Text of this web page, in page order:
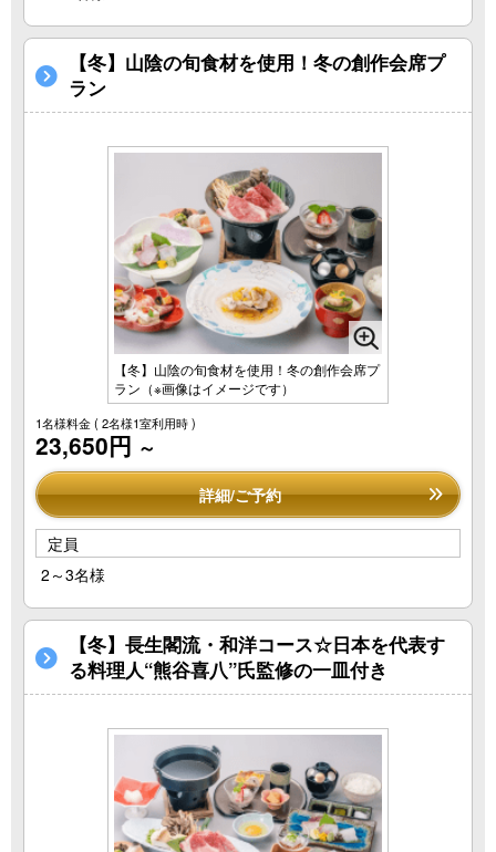
【冬】山陰の旬食材を使用！冬の創作会席プ
ラン
【冬】山陰の旬食材を使用！冬の創作会席プ
ラン（※画像はイメージです）
1名様料金( 2名様1室利用時 )
23,650円 ～
詳細/ご予約
定員
2～3名様
【冬】長生閣流・和洋コース☆日本を代表す
る料理人“熊谷喜八”氏監修の一皿付き